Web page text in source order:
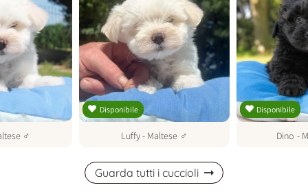
♂
Disponibile
Luffy- Maltese ♂
Disponibile
Dino -
Guarda tutti i cuccioli